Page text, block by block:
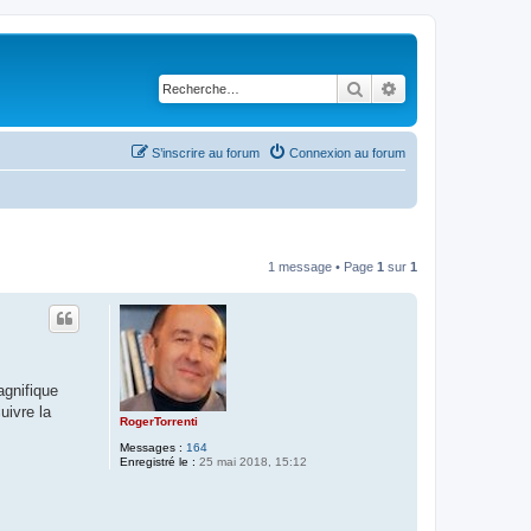
Rechercher
Connexion au forum
S’inscrire au forum
1 message • Page 1 sur 1
RogerTorrenti
Messages : 164
Enregistré le : 25 mai 2018, 15:12
la